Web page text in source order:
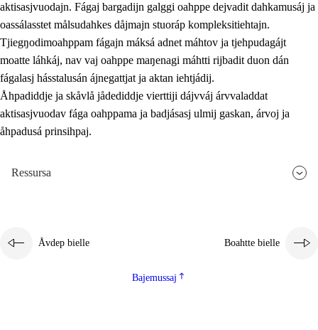
aktisasjvuodajn. Fágaj bargadijn galggi oahppe dejvadit dahkamusáj ja
oassálasstet målsudahkes dåjmajn stuoráp kompleksitiehtajn.
Tjiegŋodimoahppam fágajn máksá adnet máhtov ja tjehpudagájt
moatte láhkáj, nav vaj oahppe maŋenagi máhtti rijbadit duon dán
fágalasj hásstalusán ájnegattjat ja aktan iehtjádij.
Åhpadiddje ja skåvlå jådediddje vierttiji dájvváj árvvaladdat
aktisasjvuodav fága oahppama ja badjásasj ulmij gaskan, árvoj ja
åhpadusá prinsihpaj.
Ressursa
Åvdep bielle Boahtte bielle
Bajemussaj